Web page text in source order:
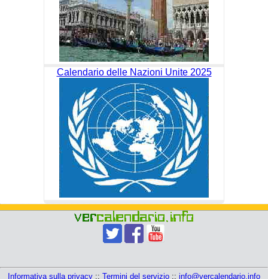
Calendario delle Nazioni Unite 2025
Informativa sulla privacy :: Termini del servizio :: info@vercalendario.info